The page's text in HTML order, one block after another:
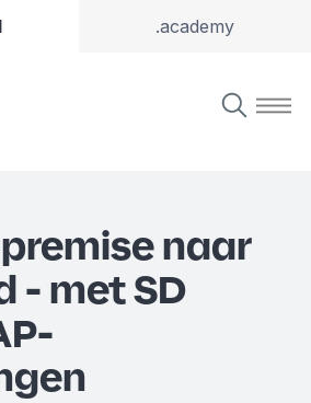
.academy
naar
- met SD